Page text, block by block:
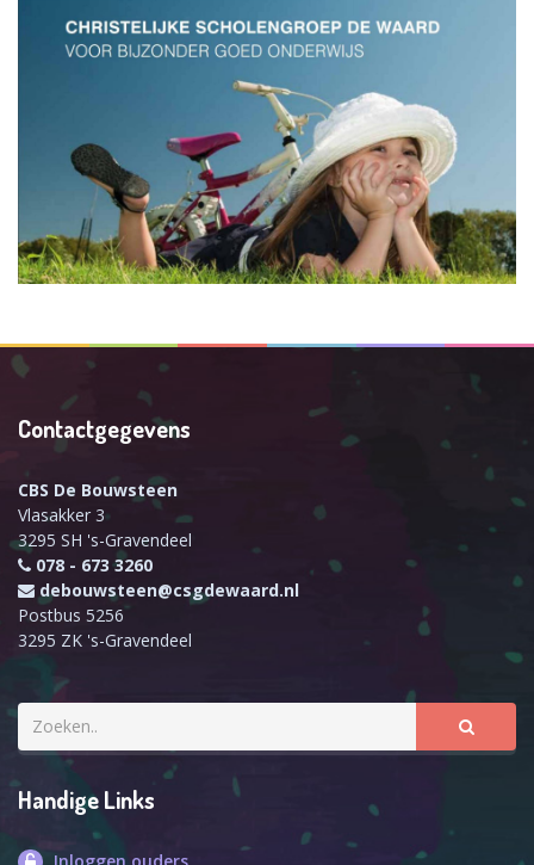
Contactgegevens
CBS De Bouwsteen
Vlasakker 3
3295 SH 's-Gravendeel
078 - 673 3260
debouwsteen@csgdewaard.nl
Postbus 5256
3295 ZK 's-Gravendeel
Handige Links
Inloggen ouders